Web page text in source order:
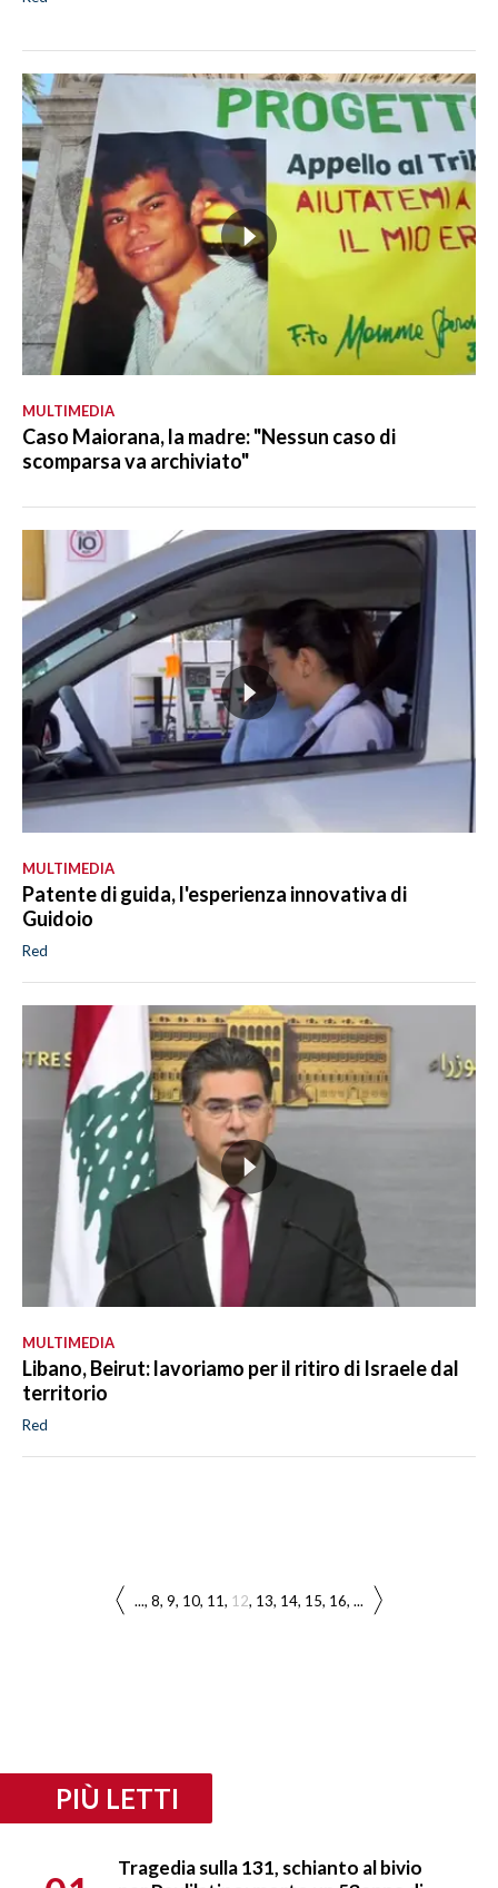
MULTIMEDIA
Caso Maiorana, la madre: "Nessun caso di
scomparsa va archiviato"
MULTIMEDIA
Patente di guida, l'esperienza innovativa di
Guidoio
Red
MULTIMEDIA
Libano, Beirut: lavoriamo per il ritiro di Israele dal
territorio
Red
... 8 9 10 11 12 13 14 15 16 ...
PIÙ LETTI
Tragedia sulla 131, schianto al bivio